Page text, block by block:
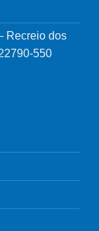
Recreio dos
550